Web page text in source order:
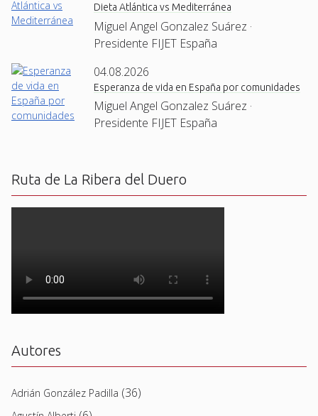
Dieta Atlántica vs Mediterránea
Miguel Angel Gonzalez Suárez ·
Presidente FIJET España
04.08.2026
Esperanza de vida en España por comunidades
Miguel Angel Gonzalez Suárez ·
Presidente FIJET España
Ruta de La Ribera del Duero
Autores
Adrián González Padilla (36)